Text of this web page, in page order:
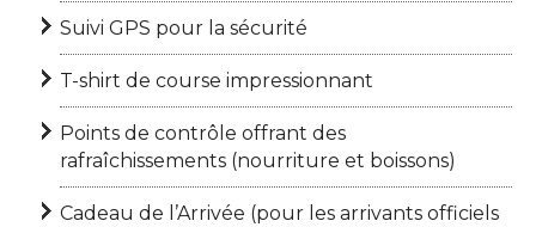
Suivi GPS pour la sécurité
T-shirt de course impressionnant
Points de contrôle offrant des
rafraîchissements (nourriture et boissons)
Cadeau de l’Arrivée (pour les arrivants officiels